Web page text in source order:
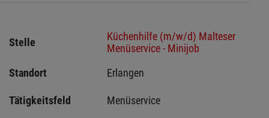
Stelle
Küchenhilfe (m/w/d) Malteser
Menüservice - Minijob
Standort
Erlangen
Tätigkeitsfeld Menüservice